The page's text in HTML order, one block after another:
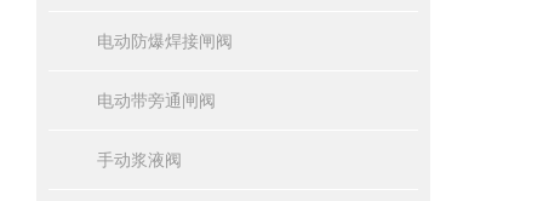
电动防爆焊接闸阀
电动带旁通闸阀
手动浆液阀